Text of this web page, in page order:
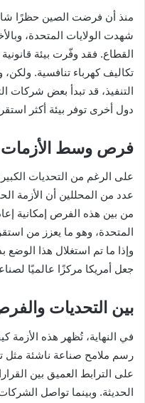
شهدت الولايات المتحدة،
القطاع. فقد وفّرت بيئة
تكاليف كهرباء تنافسية.
التنفيذ، قد تبدأ بعض شركات
دول أخرى توفر بيئة أكثر
فرص وسط الأزمات
على الرغم من التحديات
عدد من المحللين أن الأزمة
من بين هذه الفرص إمكانية
المتحدة، وهو ما يعزز من
وإذا ما تم استغلال هذا
جعل أمريكا مركزًا عالميًا
بين التحديات
في النهاية، تُظهر هذه الأزمة
رسم ملامح صناعة ناشئة مثل
على الترابط العميق بين
الحديثة. وبينما تواصل